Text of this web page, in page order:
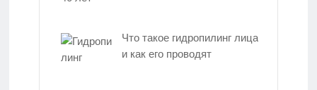
Что такое гидропилинг лица
и как его проводят